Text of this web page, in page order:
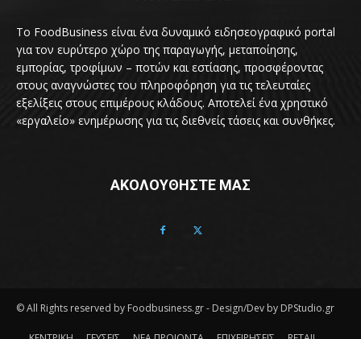
Το FoodBusiness είναι ένα δυναμικό ειδησεογραφικό portal
για τον ευρύτερο χώρο της παραγωγής, μεταποίησης,
εμπορίας, τροφίμων – ποτών και εστίασης, προσφέροντας
στους αναγνώστες του πληροφόρηση για τις τελευταίες
εξελίξεις στους επιμέρους κλάδους. Αποτελεί ένα χρηστικό
«εργαλείο» ενημέρωσης για τις διεθνείς τάσεις και συνθήκες.
ΑΚΟΛΟΥΘΗΣΤΕ ΜΑΣ
© All Rights reserved by Foodbusiness.gr - Design/Dev by DPStudio.gr